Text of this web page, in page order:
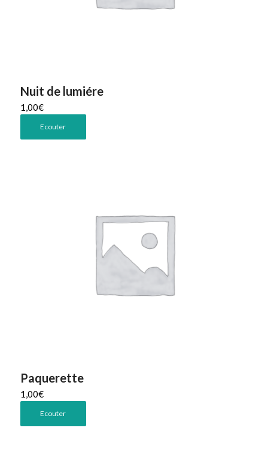
Nuit de lumiére
1,00€
Ecouter
Paquerette
1,00€
Ecouter